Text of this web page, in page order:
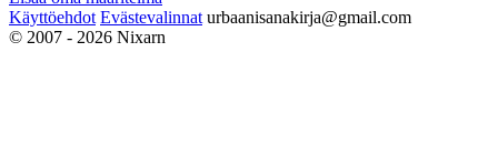
Käyttöehdot Evästevalinnat urbaanisanakirja@gmail.com
© 2007 - 2026 Nixarn